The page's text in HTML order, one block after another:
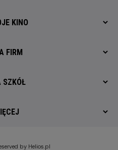
KINO
FIRM
SZKÓŁ
by Helios.pl